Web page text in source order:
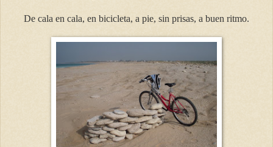
De cala en cala, en bicicleta, a pie, sin prisas, a buen ritmo.